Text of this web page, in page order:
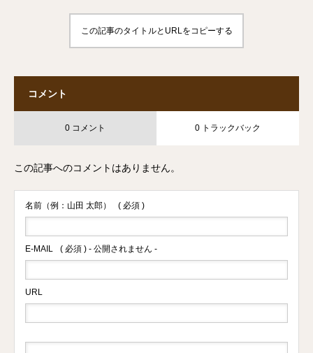
この記事のタイトルとURLをコピーする
コメント
0 コメント 0 トラックバック
この記事へのコメントはありません。
名前（例：山田 太郎） ( 必須 )
E-MAIL ( 必須 ) - 公開されません -
URL